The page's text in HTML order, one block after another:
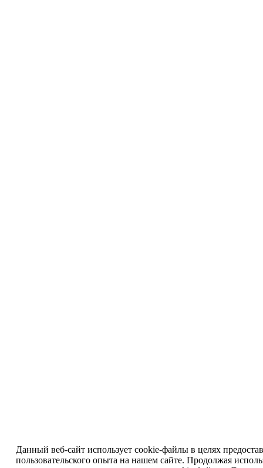
Данный веб-сайт использует cookie-файлы в целях
пользовательского опыта на нашем сайте. Продолжая